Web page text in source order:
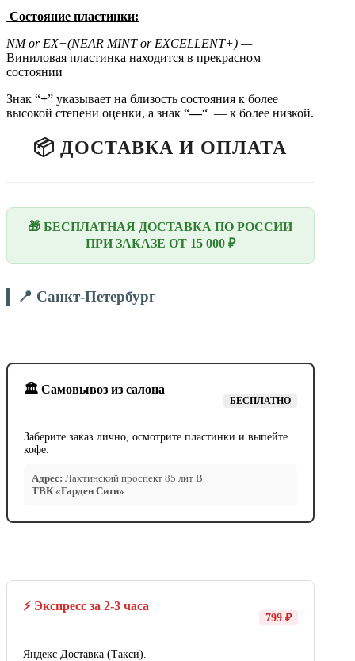
Состояние пластинки:
NM or EX+(NEAR MINT or EXCELLENT+) —
Виниловая пластинка находится в прекрасном
состоянии
Знак “+” указывает на близость состояния к более
высокой степени оценки, а знак “—“ — к более низкой.
📦 ДОСТАВКА И ОПЛАТА
🎁 БЕСПЛАТНАЯ ДОСТАВКА ПО РОССИИ
ПРИ ЗАКАЗЕ ОТ 15 000 ₽
📍 Санкт-Петербург
🏛️ Самовывоз из салона
БЕСПЛАТНО
Заберите заказ лично, осмотрите пластинки и выпейте
кофе.
Адрес: Лахтинский проспект 85 лит В
ТВК «Гарден Сити»
⚡ Экспресс за 2-3 часа
799 ₽
Яндекс Доставка (Такси).